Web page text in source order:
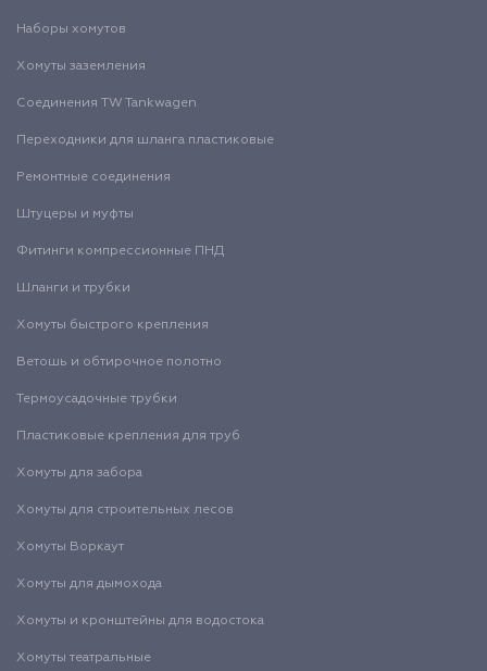
Наборы хомутов
Хомуты заземления
Соединения TW Tankwagen
Переходники для шланга пластиковые
Ремонтные соединения
Штуцеры и муфты
Фитинги компрессионные ПНД
Шланги и трубки
Хомуты быстрого крепления
Ветошь и обтирочное полотно
Термоусадочные трубки
Пластиковые крепления для труб
Хомуты для забора
Хомуты для строительных лесов
Хомуты Воркаут
Хомуты для дымохода
Хомуты и кронштейны для водостока
Хомуты театральные